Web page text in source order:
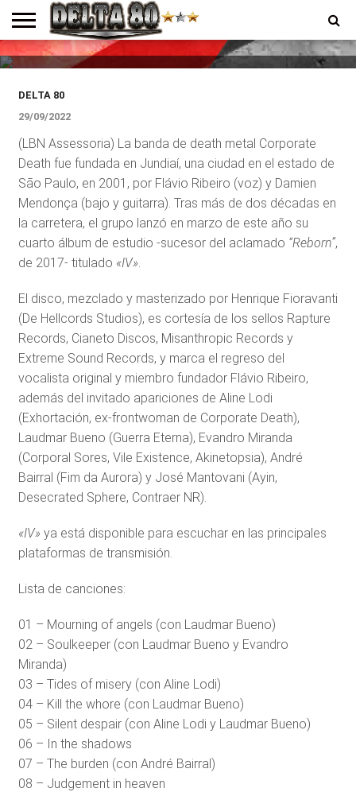
ENTREVISTAS
PREMIOS
PRODUCCIONES
PROGRAMACION
CONTACTO
HOMEPAGE
disco disponible en plataformas
digitales
DELTA 80
29/09/2022
(LBN Assessoria) La banda de death metal Corporate
Death fue fundada en Jundiaí, una ciudad en el estado de
São Paulo, en 2001, por Flávio Ribeiro (voz) y Damien
Mendonça (bajo y guitarra). Tras más de dos décadas en
la carretera, el grupo lanzó en marzo de este año su
cuarto álbum de estudio -sucesor del aclamado “Reborn”,
de 2017- titulado «IV».
El disco, mezclado y masterizado por Henrique Fioravanti
(De Hellcords Studios), es cortesía de los sellos Rapture
Records, Cianeto Discos, Misanthropic Records y
Extreme Sound Records, y marca el regreso del
vocalista original y miembro fundador Flávio Ribeiro,
además del invitado apariciones de Aline Lodi
(Exhortación, ex-frontwoman de Corporate Death),
Laudmar Bueno (Guerra Eterna), Evandro Miranda
(Corporal Sores, Vile Existence, Akinetopsia), André
Bairral (Fim da Aurora) y José Mantovani (Ayin,
Desecrated Sphere, Contraer NR).
«IV»ya está disponible para escuchar en las principales
plataformas de transmisión.
Lista de canciones:
01 – Mourning of angels (con Laudmar Bueno)
02 – Soulkeeper (con Laudmar Bueno y Evandro
Miranda)
03 – Tides of misery (con Aline Lodi)
04 – Kill the whore (con Laudmar Bueno)
05 – Silent despair (con Aline Lodi y Laudmar Bueno)
06 – In the shadows
07 – The burden (con André Bairral)
08 – Judgement in heaven